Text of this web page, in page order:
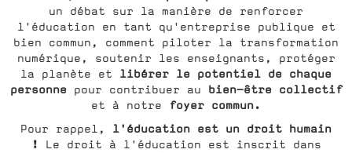
un débat sur la manière de renforcer
l'éducation en tant qu'entreprise publique et
bien commun, comment piloter la transformation
numérique, soutenir les enseignants, protéger
la planète et libérer le potentiel de chaque
personnepour contribuer au bien-être collectif
et à notre foyer commun.
Pour rappel, l'éducation est un droit humain
!
Le droit à l'éducation est inscrit dans